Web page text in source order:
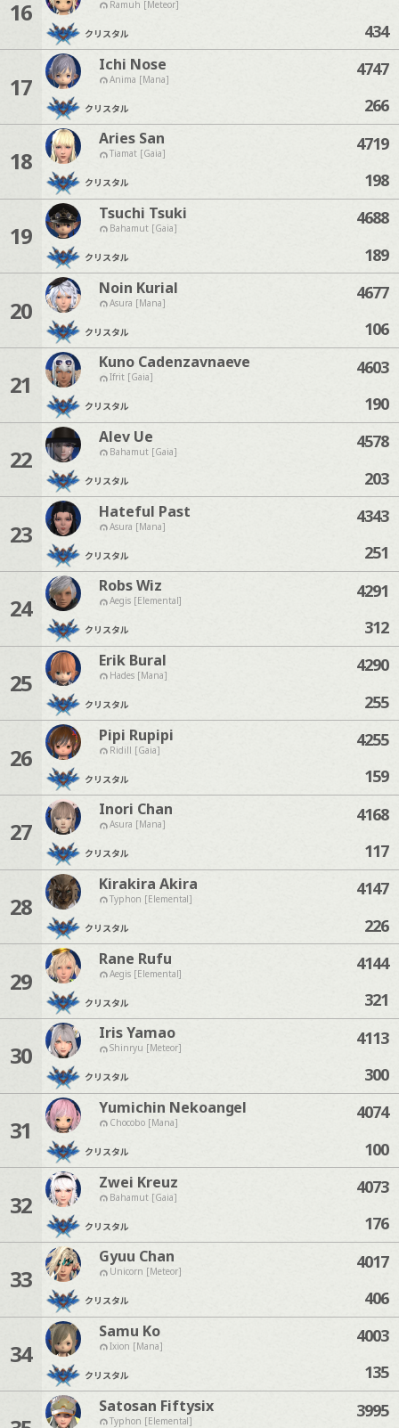
16 Ramuh [Meteor]
クリスタル
434
17
Ichi Nose
Anima [Mana]
クリスタル
4747
266
18
Aries San
Tiamat [Gaia]
クリスタル
4719
198
19
Tsuchi Tsuki
Bahamut [Gaia]
クリスタル
4688
189
20
Noin Kurial
Asura [Mana]
クリスタル
4677
106
21
Kuno Cadenzavnaeve
Ifrit [Gaia]
クリスタル
4603
190
22
Alev Ue
Bahamut [Gaia]
クリスタル
4578
203
23
Hateful Past
Asura [Mana]
クリスタル
4343
251
24
Robs Wiz
Aegis [Elemental]
クリスタル
4291
312
25
Erik Bural
Hades [Mana]
クリスタル
4290
255
26
Pipi Rupipi
Ridill [Gaia]
クリスタル
4255
159
27
Inori Chan
Asura [Mana]
クリスタル
4168
117
28
Kirakira Akira
Typhon [Elemental]
クリスタル
4147
226
29
Rane Rufu
Aegis [Elemental]
クリスタル
4144
321
30
Iris Yamao
Shinryu [Meteor]
クリスタル
4113
300
31
Yumichin Nekoangel
Chocobo [Mana]
クリスタル
4074
100
32
Zwei Kreuz
Bahamut [Gaia]
クリスタル
4073
176
33
Gyuu Chan
Unicorn [Meteor]
クリスタル
4017
406
34
Samu Ko
Ixion [Mana]
クリスタル
4003
135
Satosan Fiftysix
Typhon [Elemental] 3995